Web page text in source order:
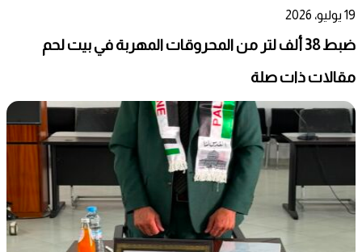
19 يوليو، 2026
ضبط 38 ألف لتر من المحروقات المهربة في بيت لحم
مقالات ذات صلة